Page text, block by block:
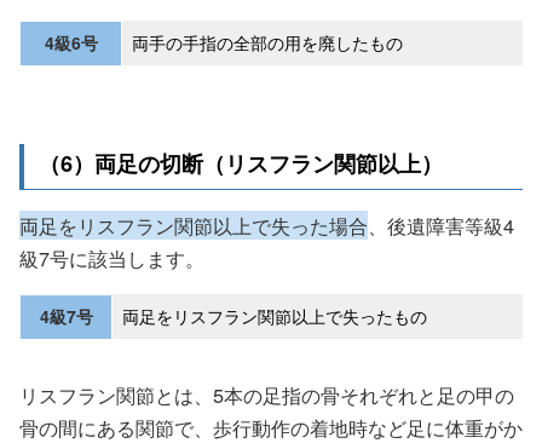
4級6号 両手の手指の全部の用を廃したもの
（6）両足の切断（リスフラン関節以上）
両足をリスフラン関節以上で失った場合 、後遺障害等級4
級7号に該当します。
4級7号 両足をリスフラン関節以上で失ったもの
リスフラン関節とは、5本の足指の骨それぞれと足の甲の
骨の間にある関節で、歩行動作の着地時など足に体重がか